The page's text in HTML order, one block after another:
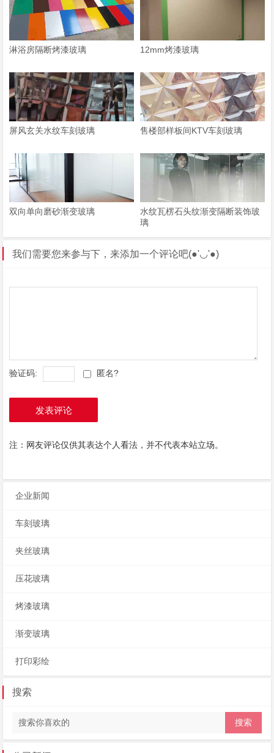
淋浴房隔断烤漆玻璃 12mm烤漆玻璃
屏风玄关水纹车刻玻璃 售楼部样板间KTV车刻玻璃
双向单向磨砂渐变玻璃
水纹瓦楞石头纹渐变隔断装饰玻
璃
我们需要您来参与下，来添加一个评论吧(●'◡'●)
验证码: 匿名?
发表评论
注：网友评论仅供其表达个人看法，并不代表本站立场。
企业新闻
车刻玻璃
夹丝玻璃
压花玻璃
烤漆玻璃
渐变玻璃
打印彩绘
搜索